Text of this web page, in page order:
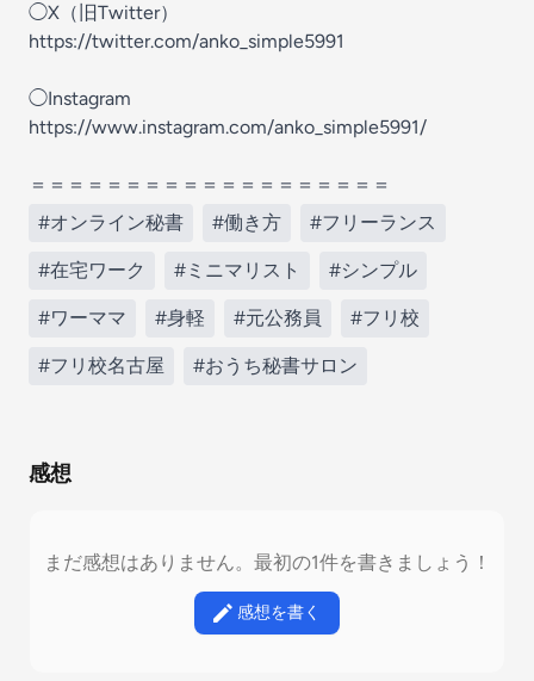
◯X（旧Twitter）
https://twitter.com/anko_simple5991
◯Instagram
https://www.instagram.com/anko_simple5991/
＝＝＝＝＝＝＝＝＝＝＝＝＝＝＝＝＝＝＝
#オンライン秘書
#働き方 #フリーランス
#在宅ワーク #ミニマリスト #シンプル
#ワーママ #身軽 #元公務員 #フリ校
#フリ校名古屋 #おうち秘書サロン
感想
まだ感想はありません。最初の1件を書きましょう！
感想を書く